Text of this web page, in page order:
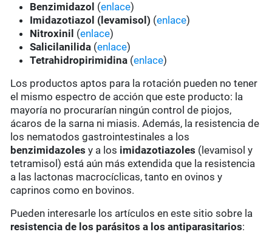
Benzimidazol (enlace)
Imidazotiazol (levamisol) (enlace)
Nitroxinil (enlace)
Salicilanilida (enlace)
Tetrahidropirimidina (enlace)
Los productos aptos para la rotación pueden no tener
el mismo espectro de acción que este producto: la
mayoría no procurarían ningún control de piojos,
ácaros de la sarna ni miasis. Además, la resistencia de
los nematodos gastrointestinales a los
benzimidazoles y a los imidazotiazoles (levamisol y
tetramisol) está aún más extendida que la resistencia
a las lactonas macrocíclicas, tanto en ovinos y
caprinos como en bovinos.
Pueden interesarle los artículos en este sitio sobre la
resistencia de los parásitos a los antiparasitarios: